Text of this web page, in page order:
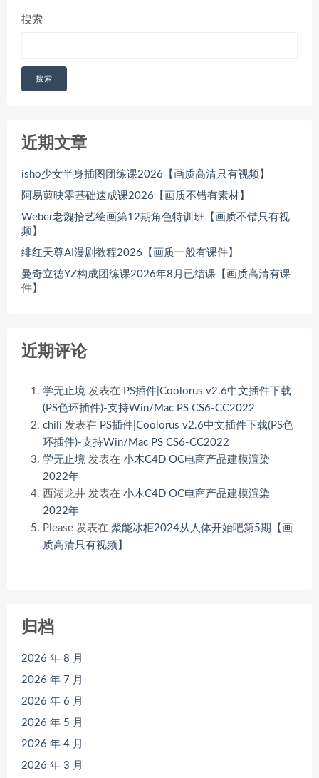
搜索
搜索
近期文章
isho少女半身插图团练课2026【画质高清只有视频】
阿易剪映零基础速成课2026【画质不错有素材】
Weber老魏拾艺绘画第12期角色特训班【画质不错只有视
频】
绯红天尊AI漫剧教程2026【画质一般有课件】
曼奇立德YZ构成团练课2026年8月已结课【画质高清有课
件】
近期评论
学无止境 发表在 PS插件|Coolorus v2.6中文插件下载
(PS色环插件)-支持Win/Mac PS CS6-CC2022
chili 发表在 PS插件|Coolorus v2.6中文插件下载(PS色
环插件)-支持Win/Mac PS CS6-CC2022
学无止境 发表在 小木C4D OC电商产品建模渲染
2022年
西湖龙井 发表在 小木C4D OC电商产品建模渲染
2022年
Please 发表在 聚能冰柜2024从人体开始吧第5期【画
质高清只有视频】
归档
2026 年 8 月
2026 年 7 月
2026 年 6 月
2026 年 5 月
2026 年 4 月
2026 年 3 月